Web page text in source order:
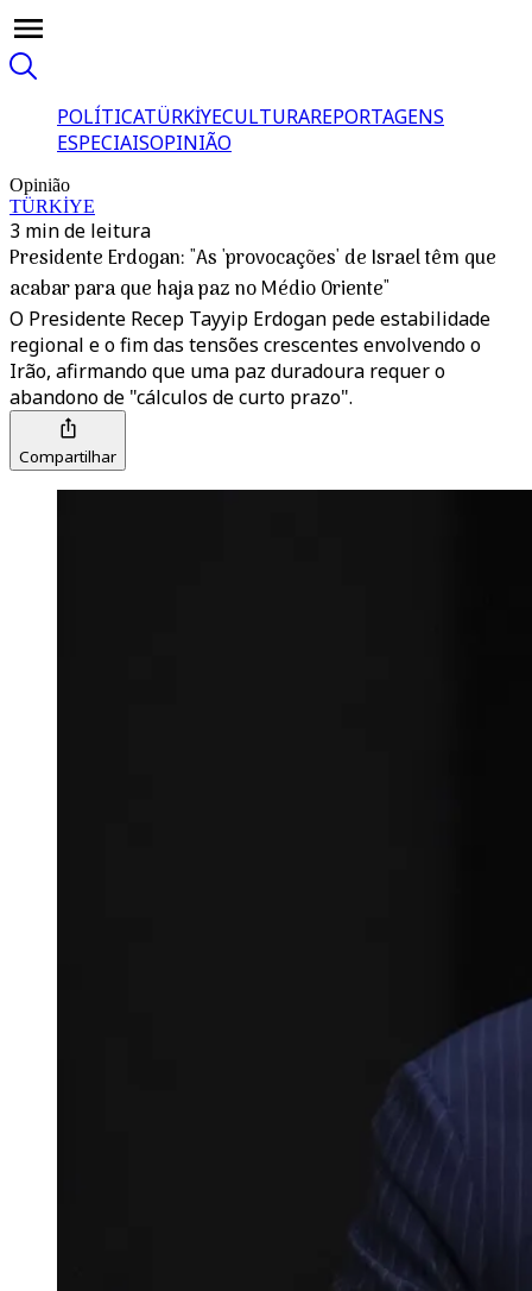
POLÍTICATÜRKİYECULTURAREPORTAGENS
ESPECIAISOPINIÃO
Opinião
TÜRKİYE
3 min de leitura
Presidente Erdogan: "As 'provocações' de Israel têm que
acabar para que haja paz no Médio Oriente"
O Presidente Recep Tayyip Erdogan pede estabilidade
regional e o fim das tensões crescentes envolvendo o
Irão, afirmando que uma paz duradoura requer o
abandono de "cálculos de curto prazo".
Compartilhar